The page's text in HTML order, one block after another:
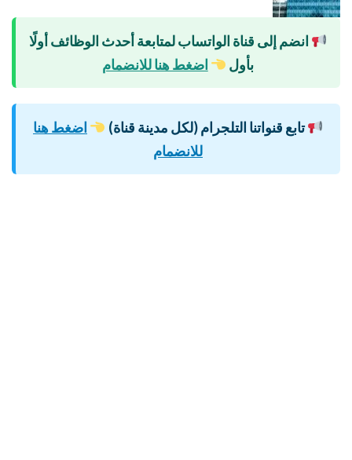
انضم إلى قناة الواتساب لمتابعة أحدث الوظائف أولًا
بأول
اضغط هنا للانضمام
تابع قنواتنا التلجرام (لكل مدينة قناة)
اضغط هنا
للانضمام